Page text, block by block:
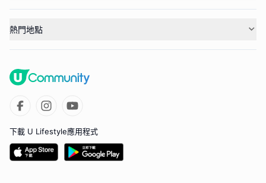
熱門地點
下載 U Lifestyle應用程式